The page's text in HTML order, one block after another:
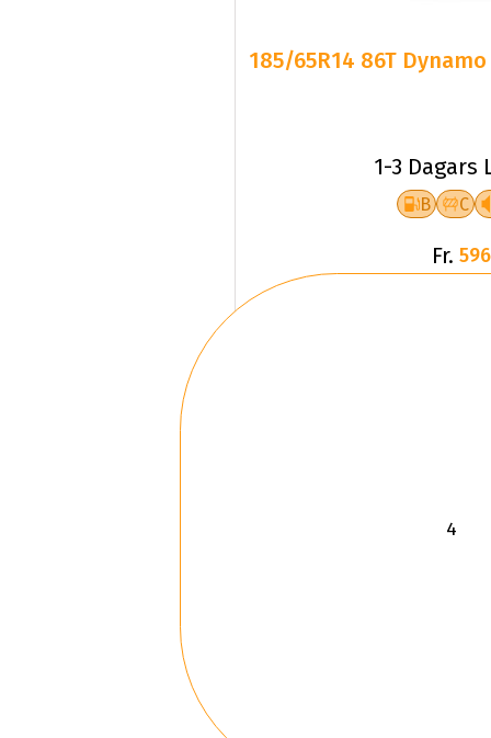
185/65R14 86T
1-3 Dagars
B C
Fr.